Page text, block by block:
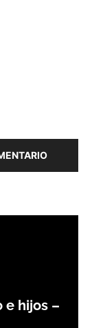
e hijos –